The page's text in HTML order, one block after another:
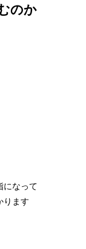
のか
になって
ります